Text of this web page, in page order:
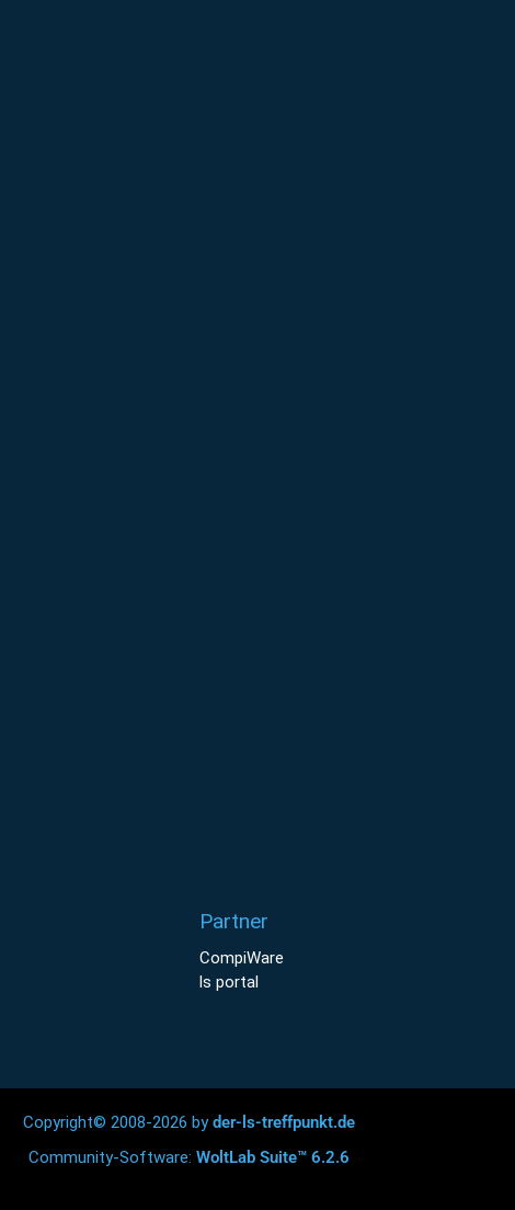
Partner
CompiWare
ls portal
Copyright© 2008-2026 byder-ls-treffpunkt.de
Community-Software: WoltLab Suite™ 6.2.6